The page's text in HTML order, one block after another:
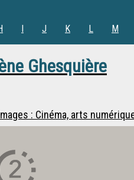
I J K L M
Ghesquière
: Cinéma, arts